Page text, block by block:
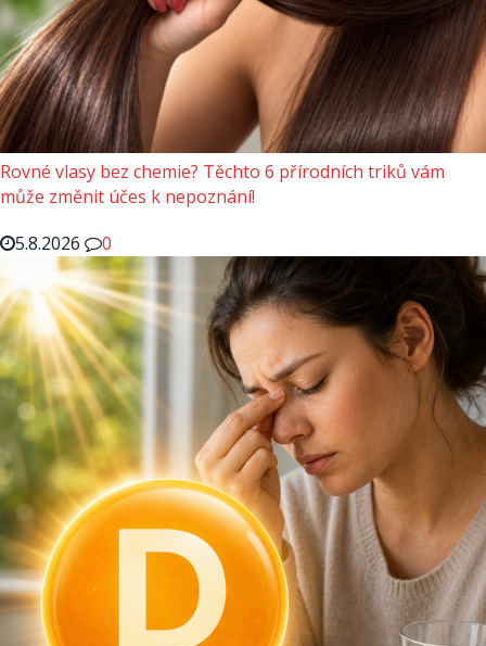
Rovné vlasy bez chemie? Těchto 6 přírodních triků vám
může změnit účes k nepoznání!
5.8.2026
0